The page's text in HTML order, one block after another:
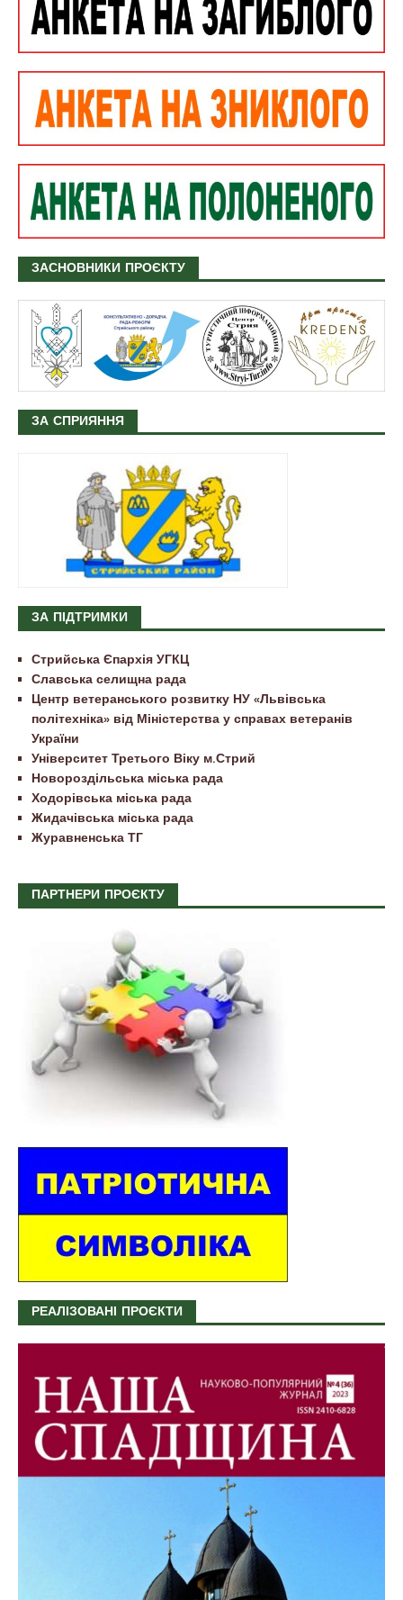
ЗАСНОВНИКИ ПРОЄКТУ
ЗА СПРИЯННЯ
ЗА ПІДТРИМКИ
Стрийська Єпархія УГКЦ
Славська селищна рада
Центр ветеранського розвитку НУ «Львівська
політехніка» від Міністерства у справах ветеранів
України
Університет Третього Віку м.Стрий
Новороздільська міська рада
Ходорівська міська рада
Жидачівська міська рада
Журавненська ТГ
ПАРТНЕРИ ПРОЄКТУ
РЕАЛІЗОВАНІ ПРОЄКТИ